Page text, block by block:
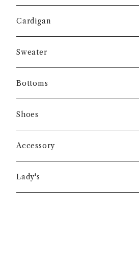
Cardigan
Sweater
Bottoms
Shoes
Accessory
Lady's